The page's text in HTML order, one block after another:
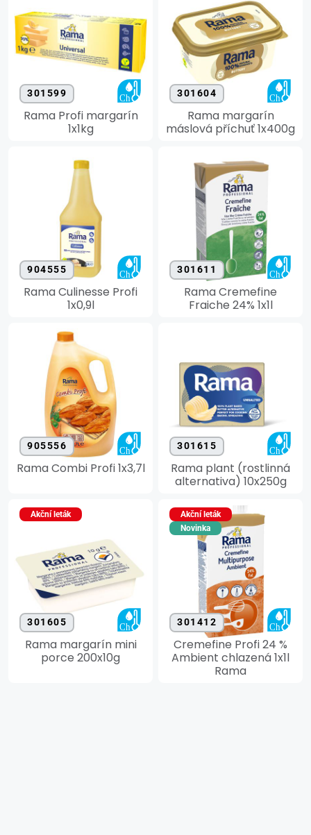
301599
Rama Profi margarín
1x1kg
301604
Rama margarín
máslová příchuť 1x400g
904555
Rama Culinesse Profi
1x0,9l
301611
Rama Cremefine
Fraiche 24% 1x1l
905556
Rama Combi Profi 1x3,7l
301615
Rama plant (rostlinná
alternativa) 10x250g
Akční leták
301605
Rama margarín mini
porce 200x10g
Akční leták
Novinka
301412
Cremefine Profi 24 %
Ambient chlazená 1x1l
Rama